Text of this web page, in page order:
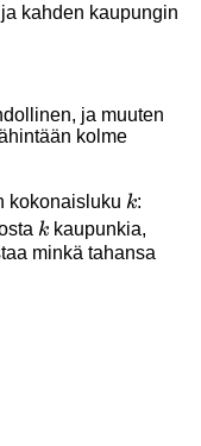
kahden kaupungin
ja muuten
kolme
kokonaisluku k
k:
k
k kaupunkia,
minkä tahansa